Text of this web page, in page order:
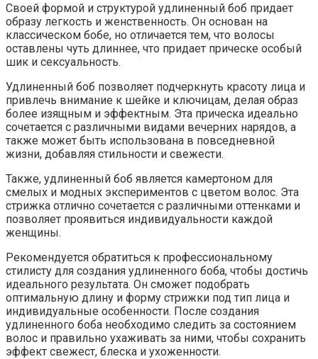
Своей формой и структурой удлиненный боб придает
образу легкость и женственность. Он основан на
классическом бобе, но отличается тем, что волосы
оставлены чуть длиннее, что придает прическе особый
шик и сексуальность.
Удлиненный боб позволяет подчеркнуть красоту лица и
привлечь внимание к шейке и ключицам, делая образ
более изящным и эффектным. Эта прическа идеально
сочетается с различными видами вечерних нарядов, а
также может быть использована в повседневной
жизни, добавляя стильности и свежести.
Также, удлиненный боб является камертоном для
смелых и модных экспериментов с цветом волос. Эта
стрижка отлично сочетается с различными оттенками и
позволяет проявиться индивидуальности каждой
женщины.
Рекомендуется обратиться к профессиональному
стилисту для создания удлиненного боба, чтобы достичь
идеального результата. Он сможет подобрать
оптимальную длину и форму стрижки под тип лица и
индивидуальные особенности. После создания
удлиненного боба необходимо следить за состоянием
волос и правильно ухаживать за ними, чтобы сохранить
эффект свежест, блеска и ухоженности.